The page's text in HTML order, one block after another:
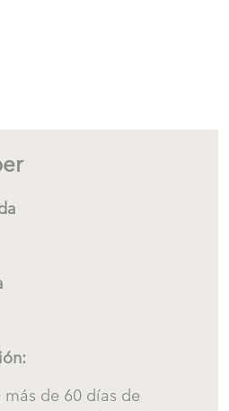
calle
en la Costa Brava
en la Costa Brava
de 60 días de